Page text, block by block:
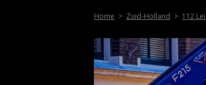
Home Zuid-Holland 112